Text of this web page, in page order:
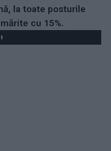
la toate posturile
cu 15%.
Play